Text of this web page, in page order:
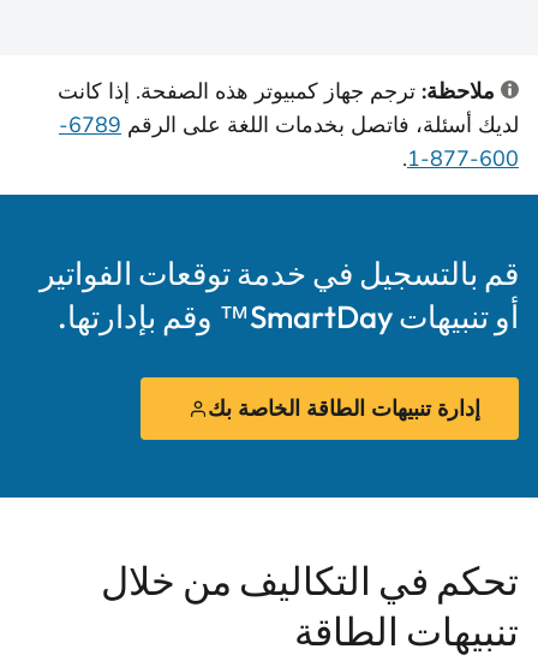
ملاحظة: ترجم جهاز كمبيوتر هذه الصفحة. إذا كانت
لديك أسئلة، فاتصل بخدمات اللغة على الرقم
6789-
600-877-1
.
قم بالتسجيل في خدمة توقعات الفواتير
أو تنبيهات SmartDay™ وقم بإدارتها.
إدارة تنبيهات الطاقة الخاصة بك
تحكم في التكاليف من خلال
تنبيهات الطاقة